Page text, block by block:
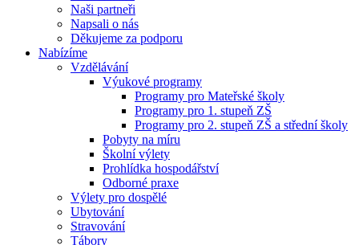
Naši partneři
Napsali o nás
Děkujeme za podporu
Nabízíme
Vzdělávání
Výukové programy
Programy pro Mateřské školy
Programy pro 1. stupeň ZŠ
Programy pro 2. stupeň ZŠ a střední školy
Pobyty na míru
Školní výlety
Prohlídka hospodářství
Odborné praxe
Výlety pro dospělé
Ubytování
Stravování
Tábory